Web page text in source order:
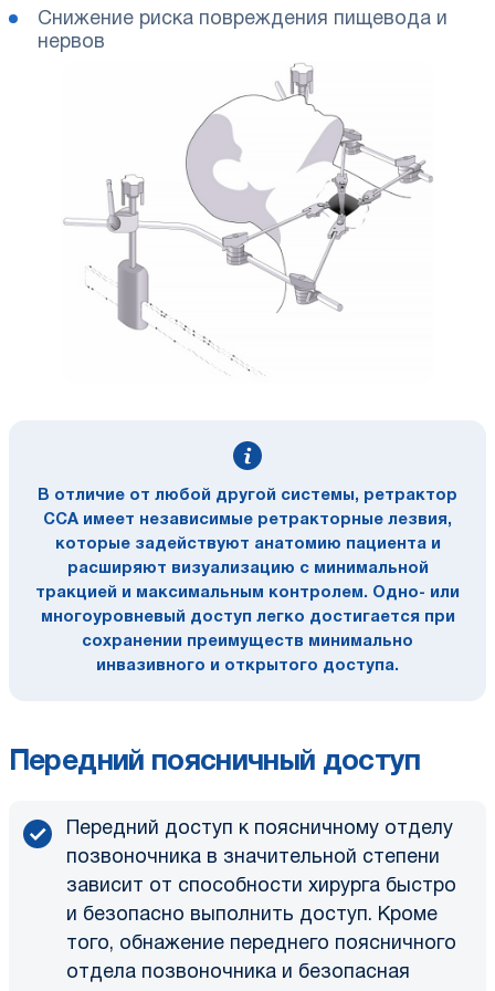
Снижение риска повреждения пищевода и
нервов
В отличие от любой другой системы, ретрактор
CCA имеет независимые ретракторные лезвия,
которые задействуют анатомию пациента и
расширяют визуализацию с минимальной
тракцией и максимальным контролем. Одно- или
многоуровневый доступ легко достигается при
сохранении преимуществ минимально
инвазивного и открытого доступа.
Передний поясничный доступ
Передний доступ к поясничному отделу
позвоночника в значительной степени
зависит от способности хирурга быстро
и безопасно выполнить доступ. Кроме
того, обнажение переднего поясничного
отдела позвоночника и безопасная